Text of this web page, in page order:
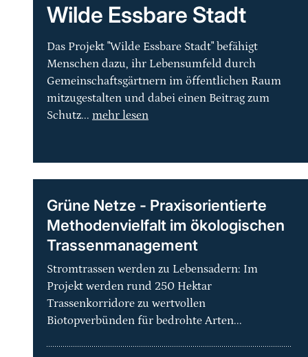
Wilde Essbare Stadt
Das Projekt "Wilde Essbare Stadt" befähigt
Menschen dazu, ihr Lebensumfeld durch
Gemeinschaftsgärtnern im öffentlichen Raum
mitzugestalten und dabei einen Beitrag zum
Schutz... mehr lesen
Grüne Netze - Praxisorientierte
Methodenvielfalt im ökologischen
Trassenmanagement
Stromtrassen werden zu Lebensadern: Im
Projekt werden rund 250 Hektar
Trassenkorridore zu wertvollen
Biotopverbünden für bedrohte Arten...